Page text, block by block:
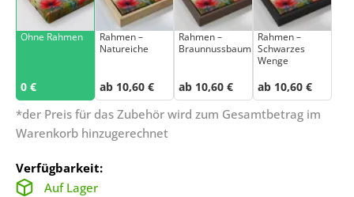
Ohne Rahmen
0 €
Rahmen –
Natureiche
ab 10,60 €
Rahmen –
Braunnussbaum
ab 10,60 €
Rahmen –
Schwarzes
Wenge
ab 10,60 €
*der Preis für das Zubehör wird zum Gesamtbetrag im
Warenkorb hinzugerechnet
Verfügbarkeit:
Auf Lager